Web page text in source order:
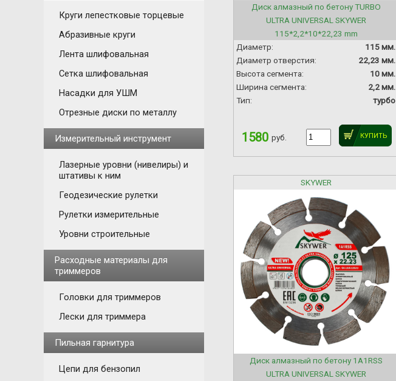
Круги лепестковые торцевые
Абразивные круги
Лента шлифовальная
Сетка шлифовальная
Насадки для УШМ
Отрезные диски по металлу
Измерительный инструмент
Лазерные уровни (нивелиры) и
штативы к ним
Геодезические рулетки
Рулетки измерительные
Уровни строительные
Расходные материалы для
триммеров
Головки для триммеров
Лески для триммера
Пильная гарнитура
Цепи для бензопил
Диск алмазный по бетону TURBO
ULTRA UNIVERSAL SKYWER
115*2,2*10*22,23 mm
Диаметр:
115 мм.
Диаметр отверстия:
22,23 мм.
Высота сегмента:
10 мм.
Ширина сегмента:
2,2 мм.
Тип:
турбо
1580 руб. КУПИТЬ
SKYWER
Диск алмазный по бетону 1A1RSS
ULTRA UNIVERSAL SKYWER